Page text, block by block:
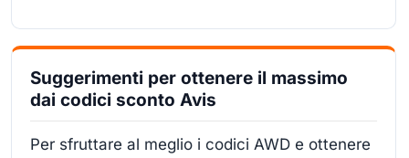
Suggerimenti per ottenere il massimo
dai codici sconto Avis
Per sfruttare al meglio i codici AWD e ottenere